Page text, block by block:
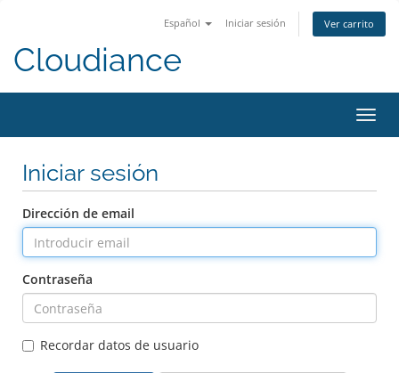
Español Iniciar sesión Ver carrito
Cloudiance
Iniciar sesión
Dirección de email
Contraseña
Recordar datos de usuario